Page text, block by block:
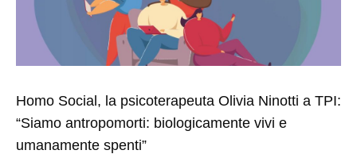
Homo Social, la psicoterapeuta Olivia Ninotti a TPI:
“Siamo antropomorti: biologicamente vivi e
umanamente spenti”